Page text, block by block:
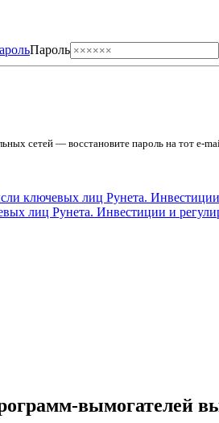
Пароль
сетей — восстановите пароль на тот e-
лиц Рунета. Инвестиции и
вымогателей